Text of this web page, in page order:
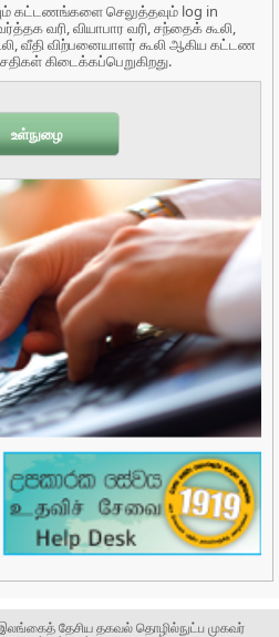
செலுத்தவும் log in
வரி, வியாபார வரி, சந்தைக் கூலி,
வீதி விற்பனையாளர் கூலி ஆகிய கட்டண
கிடைக்கப்பெறுகிறது.
இலங்கைத் தேசிய தகவல் தொழில்நுட்ப முகவர்